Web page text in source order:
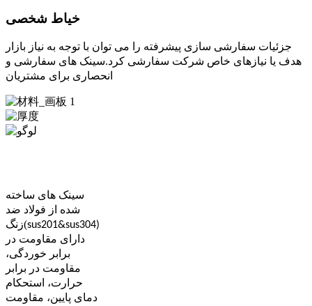
خیاط شخصی
جزئیات سفارشی سازی پیشرفته را می توان با توجه به نیاز بازار
هدف یا نیازهای خاص شرکت سفارشی کرد.سینک های سفارشی و
انحصاری برای مشتریان
سینک های ساخته
شده از فولاد ضد
زنگ(sus201&sus304)
دارای مقاومت در
برابر خوردگی،
مقاومت در برابر
حرارت، استحکام
دمای پایین، مقاومت